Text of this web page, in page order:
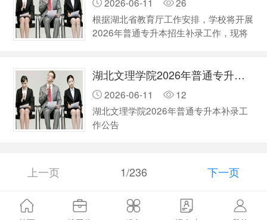
本考试，全部考试科目成绩均不低于“单
科控制线”，且未被预录取的普通考生和
专项计划考生。 “普通考生”“专项计划考
根据湖北省教育厅工作安排，学校将开展
2026年普通专升本招生补录工作，现将
部考试科目成绩均不低于“单科控制线”，
且未被预录取的普通考生和专项计划考
生。 “普通考生”“专项计划考生”两种类型
考生补录报名时，均只能作为“普通考
生”类型报考。 二、补录计划及报考条件
湖北文理学院2026年普通专升本补录工作公告
2026-06-11
12
湖北文理学院2026年普通专升本补录工
作公告
上一页 1/236 下一页